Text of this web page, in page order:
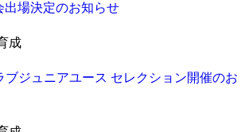
出場決定のお知らせ
成
ブジュニアユース セレクション開催のお